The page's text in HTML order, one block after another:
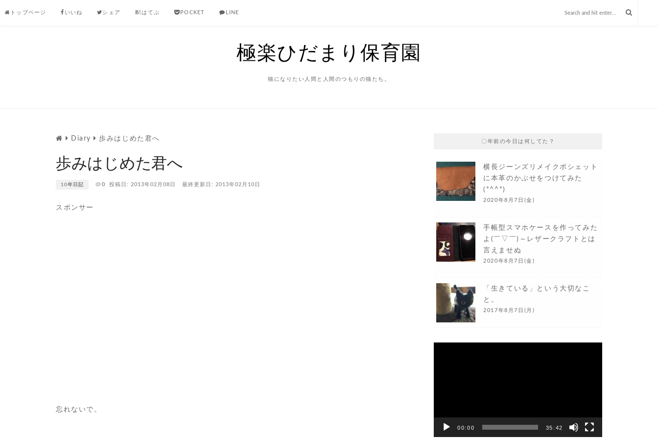
to
トップページ いいね シェア はてぶ POCKET LINE
極楽ひだまり保育園
猫になりたい人間と人間のつもりの猫たち。
Diary 歩みはじめた君へ
歩みはじめた君へ
10年日記 0 投稿日: 2013年02月08日 最終更新日: 2013年02月10日
スポンサー
忘れないで。
〇年前の今日は何してた？
横長ジーンズリメイクポシェット
に本革のかぶせをつけてみた
(*^^*)
2020年8月7日(金)
手帳型スマホケースを作ってみた
よ(￣▽￣)～レザークラフトとは
言えませぬ
2020年8月7日(金)
「生きている」という大切なこ
と。
2017年8月7日(月)
00:00 35:42